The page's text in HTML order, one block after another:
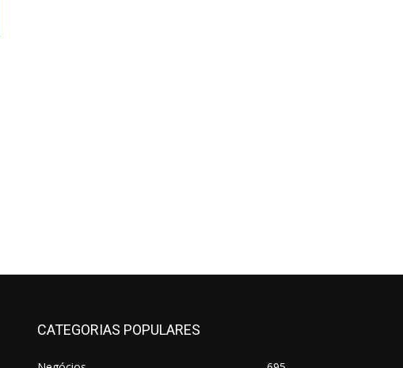
CATEGORIAS POPULARES